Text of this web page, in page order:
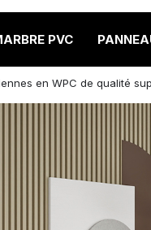
PVC
en WPC de qualité